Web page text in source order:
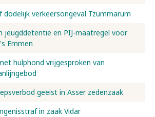
dodelijk verkeersongeval Tzummarum
jeugddetentie en PIJ-maatregel voor
Emmen
hulphond vrijgesproken van
geëist in Asser zedenzaak
in zaak Vidar